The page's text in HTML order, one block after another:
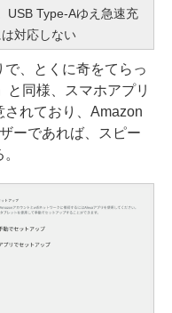
USB Type-Aゆえ急速充
対応しない
、とくに奇をてらっ
と同様、スマホアプリ
されており、Amazon
ーであれば、スピー